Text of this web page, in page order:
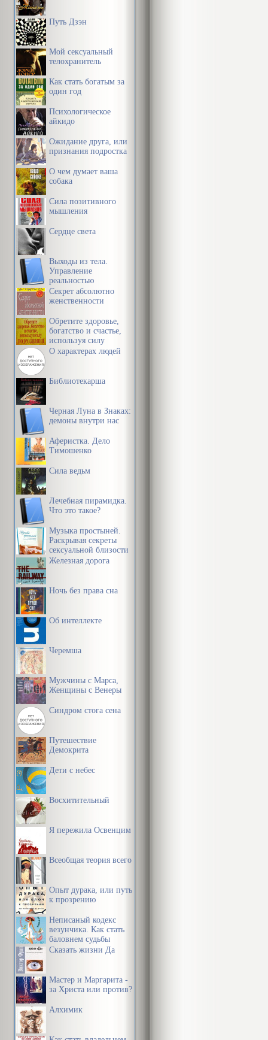
Путь Дзэн
Мой сексуальный
телохранитель
Как стать богатым за
один год
Психологическое
айкидо
Ожидание друга, или
признания подростка
О чем думает ваша
собака
Сила позитивного
мышления
Сердце света
Выходы из тела.
Управление
реальностью
Секрет абсолютно
женственности
Обретите здоровье,
богатство и счастье,
используя силу
подсознания
О характерах людей
Библиотекарша
Черная Луна в Знаках:
демоны внутри нас
Аферистка. Дело
Тимошенко
Сила ведьм
Лечебная пирамидка.
Что это такое?
Музыка простыней.
Раскрывая секреты
сексуальной близости
в браке
Железная дорога
Ночь без права сна
Об интеллекте
Черемша
Мужчины с Марса,
Женщины с Венеры
Синдром стога сена
Путешествие
Демокрита
Дети с небес
Восхитительный
Я пережила Освенцим
Всеобщая теория всего
Опыт дурака, или путь
к прозрению
Неписаный кодекс
везунчика. Как стать
баловнем судьбы
Сказать жизни Да
Мастер и Маргарита -
за Христа или против?
Алхимик